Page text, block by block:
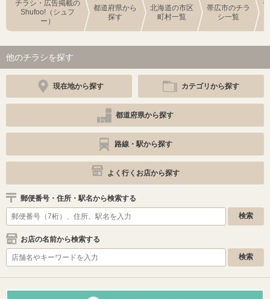
チラシ・広告掲載の
Shufoo!（シュフ
ー）
都道府県から
探す
北海道の市区
町村一覧
帯広市のチラ
シ一覧
他のチラシを探す
現在地から探す カテゴリから探す
都道府県から探す
路線・駅から探す
よく行くお店から探す
郵便番号・住所・駅名から検索する
お店の名前から検索する